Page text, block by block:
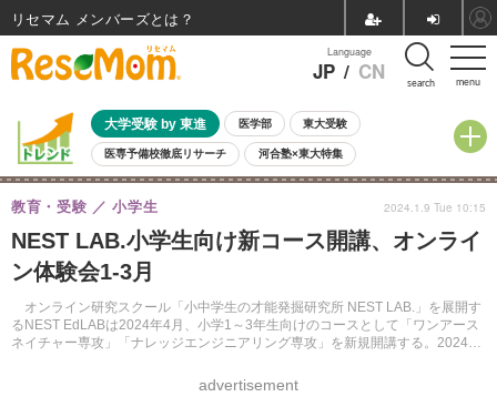
menu
Language
JP / CN search
大学受験 by 東進 医学部 東大受験
医専予備校徹底リサーチ 河合塾×東大特集
親子で考える大学選び 高校受験 中学受験 小学校受験
共通テスト 夏休み
8月開催イベント・WS 全国公立高校 過去問 人気記事
自由研究教材（小学生向け）
NEST LAB.小学生向け新コース開講、オンライ
ン体験会1-3月
オンライン研究スクール「小中学生の才能発掘研究所 NEST LAB.」を展開す
るNEST EdLABは2024年4月、小学1～3年生向けのコースとして「ワンアース
ネイチャー専攻」「ナレッジエンジニアリング専攻」を新規開講する。2024年
教育・受験 小学生
advertisement
2024.1.9 Tue 10:15
リセマム メンバーズ